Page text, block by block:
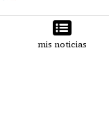
mis noticias